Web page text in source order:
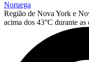
Noruega
Região de Nova York e
acima dos 43°C durante